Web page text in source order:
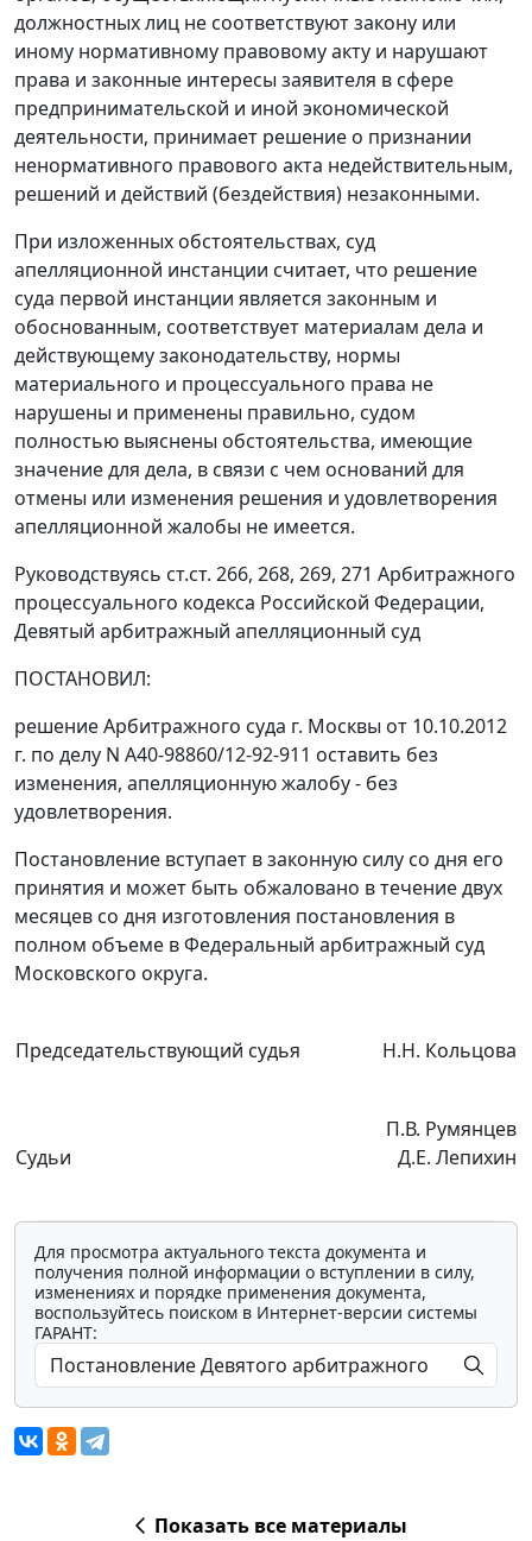
должностных лиц не соответствуют закону или
иному нормативному правовому акту и нарушают
права и законные интересы заявителя в сфере
предпринимательской и иной экономической
деятельности, принимает решение о признании
ненормативного правового акта недействительным,
решений и действий (бездействия) незаконными.
При изложенных обстоятельствах, суд
апелляционной инстанции считает, что решение
суда первой инстанции является законным и
обоснованным, соответствует материалам дела и
действующему законодательству, нормы
материального и процессуального права не
нарушены и применены правильно, судом
полностью выяснены обстоятельства, имеющие
значение для дела, в связи с чем оснований для
отмены или изменения решения и удовлетворения
апелляционной жалобы не имеется.
Руководствуясь ст.ст. 266, 268, 269, 271 Арбитражного
процессуального кодекса Российской Федерации,
Девятый арбитражный апелляционный суд
ПОСТАНОВИЛ:
решение Арбитражного суда г. Москвы от 10.10.2012
г. по делу N А40-98860/12-92-911 оставить без
изменения, апелляционную жалобу - без
удовлетворения.
Постановление вступает в законную силу со дня его
принятия и может быть обжаловано в течение двух
месяцев со дня изготовления постановления в
полном объеме в Федеральный арбитражный суд
Московского округа.
Председательствующий судья Н.Н. Кольцова
Судьи
П.В. Румянцев
Д.Е. Лепихин
Для просмотра актуального текста документа и
получения полной информации о вступлении в силу,
изменениях и порядке применения документа,
воспользуйтесь поиском в Интернет-версии системы
ГАРАНТ:
Показать все материалы